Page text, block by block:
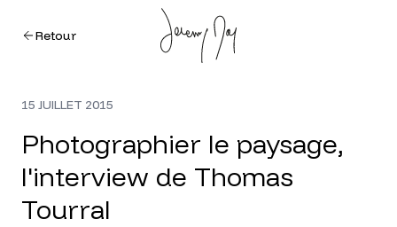
Retour
15 JUILLET 2015
Photographier le paysage,
l'interview de Thomas
Tourral